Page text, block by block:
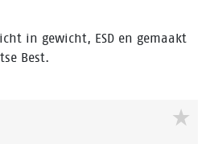
in gewicht, ESD en gemaakt
Best.